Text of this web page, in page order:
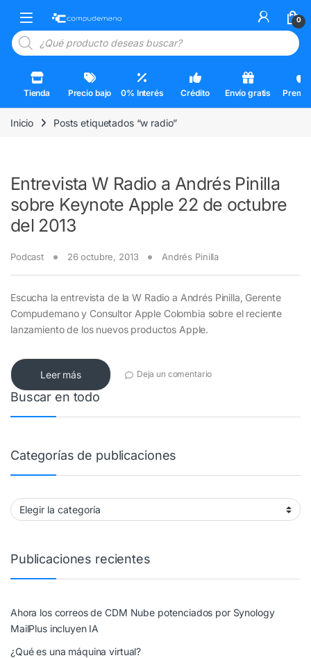
Open 0
Búsqueda de productos
Tienda Precio bajo 0% Interés Crédito Envío gratis
Inicio Posts etiquetados “w radio”
Entrevista W Radio a Andrés Pinilla
sobre Keynote Apple 22 de octubre
del 2013
Podcast 26 octubre, 2013 Andrés Pinilla
Escucha la entrevista de la W Radio a Andrés Pinilla, Gerente
Compudemano y Consultor Apple Colombia sobre el reciente
lanzamiento de los nuevos productos Apple.
Leer más Deja un comentario
Buscar en todo
Categorías de publicaciones
Categorías de publicaciones
Publicaciones recientes
Ahora los correos de CDM Nube potenciados por Synology
MailPlus incluyen IA
¿Qué es una máquina virtual?